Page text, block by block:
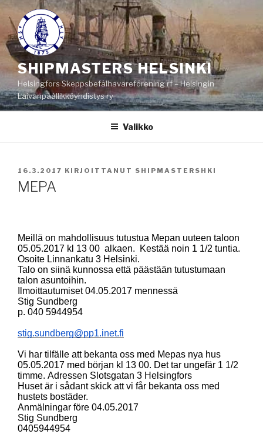
Siirry
sisältöön
SHIPMASTERS HELSINKI
Helsingfors Skeppsbefälhavareförening rf – Helsingin
Laivanpäällikköyhdistys ry
Valikko
JULKAISTU
16.3.2017 KIRJOITTANUT SHIPMASTERSHKI
MEPA
Meillä on mahdollisuus tutustua Mepan uuteen taloon
05.05.2017 kl 13 00 alkaen. Kestää noin 1 1/2 tuntia.
Osoite Linnankatu 3 Helsinki.
Talo on siinä kunnossa että päästään tutustumaan
talon asuntoihin.
Ilmoittautumiset 04.05.2017 mennessä
Stig Sundberg
p. 040 5944954
stig.sundberg@pp1.inet.fi
Vi har tilfälle att bekanta oss med Mepas nya hus
05.05.2017 med början kl 13 00. Det tar ungefär 1 1/2
timme. Adressen Slotsgatan 3 Helsingfors
Huset är i sådant skick att vi får bekanta oss med
hustets bostäder.
Anmälningar före 04.05.2017
Stig Sundberg
0405944954